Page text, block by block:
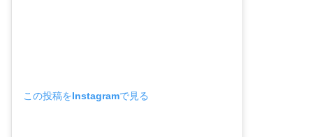
この投稿をInstagramで見る